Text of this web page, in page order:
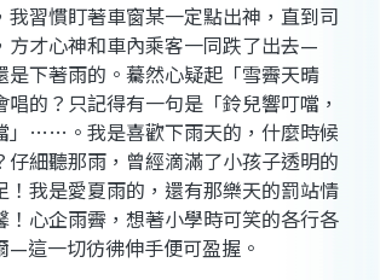
我習慣盯著車窗某一定點出神，直到司
方才心神和車內乘客一同跌了出去—
是下著雨的。驀然心疑起「雪霽天晴
唱的？只記得有一句是「鈴兒響叮噹，
…… 。我是喜歡下雨天的，什麼時候
仔細聽那雨，曾經滴滿了小孩子透明的
！我是愛夏雨的，還有那樂天的罰站情
！心企雨霽，想著小學時可笑的各行各
—這一切彷彿伸手便可盈握。